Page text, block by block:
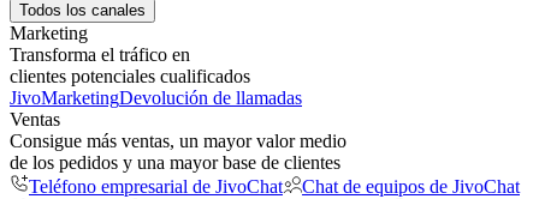
Todos los canales
Marketing
Transforma el tráfico en
clientes potenciales cualificados
JivoMarketingDevolución de llamadas
Ventas
Consigue más ventas, un mayor valor medio
de los pedidos y una mayor base de clientes
Teléfono empresarial de JivoChat
Chat de equipos de JivoChat